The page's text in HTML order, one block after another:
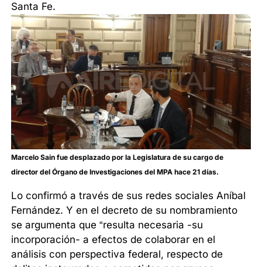
Santa Fe.
Marcelo Sain fue desplazado por la Legislatura de su cargo de
director del Órgano de Investigaciones del MPA hace 21 días.
Lo confirmó a través de sus redes sociales Aníbal
Fernández. Y en el decreto de su nombramiento
se argumenta que “resulta necesaria -su
incorporación- a efectos de colaborar en el
análisis con perspectiva federal, respecto de